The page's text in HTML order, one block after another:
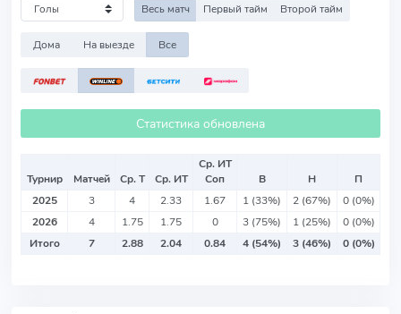
Весь матч Первый тайм Второй тайм
Дома На выезде Все
Статистика обновлена
Турнир Матчей Ср. Т Ср. ИТ
Ср. ИТ
Соп
В Н
П
2025
3 4 2.33 1.67 1 (33%) 2 (67%)
0 (0%)
2026
4 1.75 1.75 0 3 (75%) 1 (25%)
0 (0%)
Итого
7 2.88 2.04 0.84 4 (54%) 3 (46%) 0 (0%)